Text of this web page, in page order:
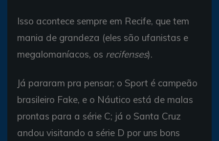
Isso acontece sempre em Recife, que tem
mania de grandeza (eles são ufanistas e
megalomaníacos, os recifenses).
Já pararam pra pensar; o Sport é campeão
brasileiro Fake, e o Náutico está de malas
prontas para a série C; já o Santa Cruz
andou visitando a série D por uns bons